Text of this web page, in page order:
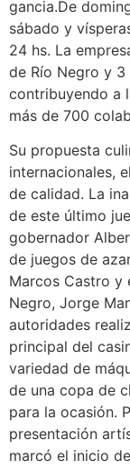
gancia.De
sábado y
24 hs. La
de Río Negro y
contribuyendo a
más de 700
Su propuesta
internacionales,
de calidad. La
de este último
gobernador
de juegos de
Marcos Castro y
Negro, Jorge
autoridades
principal del
variedad de
de una copa de
para la ocasión.
presentación
marcó el inicio